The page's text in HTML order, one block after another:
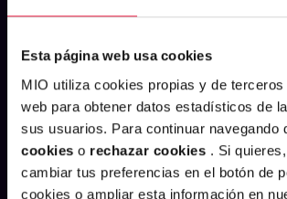
Esta página web usa cookies
MIO utiliza cookies propias y de
web para obtener datos estadísticos de
sus usuarios. Para continuar navegando
cookies o rechazar cookies . Si
cambiar tus preferencias en el botón de
cookies o ampliar esta información en